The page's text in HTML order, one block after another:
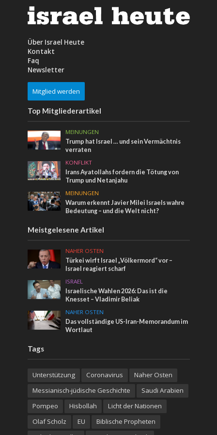
Über Israel Heute
Kontakt
Faq
Newsletter
Mitglied werden
Top Mitgliederartikel
MEINUNGEN
Trump hat Israel … und sein Vermächtnis
verraten
KONFLIKT
Irans Ayatollahs fordern die Tötung von
Trump und Netanjahu
MEINUNGEN
Warum erkennt Javier Milei Israels wahre
Bedeutung – und die Welt nicht?
Meistgelesene Artikel
NAHER OSTEN
Türkei wirft Israel „Völkermord“ vor –
Israel reagiert scharf
ISRAEL
Israelische Wahlen 2026: Das ist die
Knesset – Vladimir Beliak
NAHER OSTEN
Das vollständige US-Iran-Memorandum im
Wortlaut
Tags
Unterstützung Coronavirus
Naher Osten
Messianisch-jüdische Geschichte
Saudi Arabien
Pompeo
Hisbollah
Licht der Nationen
Olaf Scholz
EU
Biblische Propheten